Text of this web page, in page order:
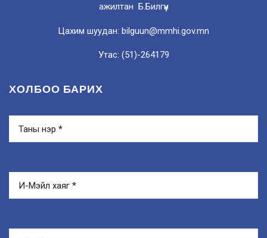
ажилтан Б.Билгүүн
Цахим шуудан: bilguun@mmhi.gov.mn
Утас: (51)-264179
ХОЛБОО БАРИХ